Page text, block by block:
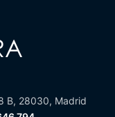
B, 28030, Madrid